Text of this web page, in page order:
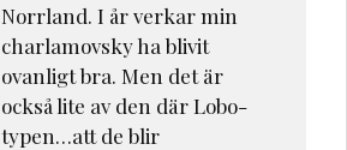
Norrland. I år verkar min
charlamovsky ha blivit
ovanligt bra. Men det är
också lite av den där Lobo-
typen…att de blir